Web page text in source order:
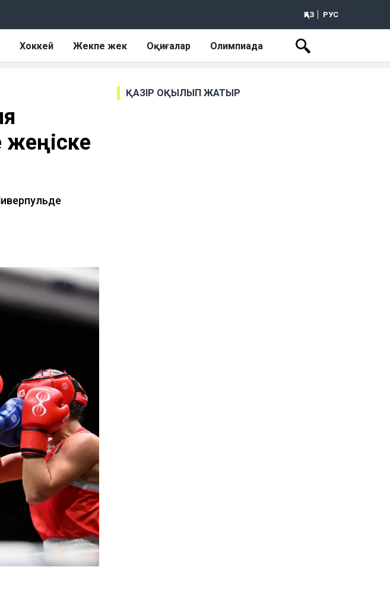
ҚАЗ РУС
Хоккей Жекпе жек Оқиғалар Олимпиада
ҚАЗІР ОҚЫЛЫП ЖАТЫР